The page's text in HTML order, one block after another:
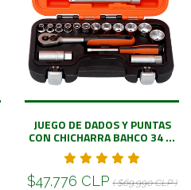
JUEGO DE DADOS Y PUNTAS
CON CHICHARRA BAHCO 34 ...
$47.776 CLP ( $69.990 CLP )